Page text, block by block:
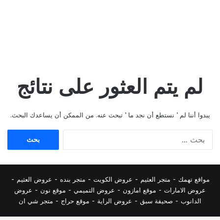
لم يتم العثور على نتائج
يبدوا أننا لم ’ نستطع أن نجد ما ’ تبحث عنه. من الممكن أن يساعدك البحث.
مواقع تهمك - متجر العثيم - عروض الكويت - متجر بنده - عروض العثيم -
عروض الامارات - موقع امازون - عروض التميمي - موقع نون - عروض
الدانوب - صحيفة سبق - عروض الراية - موقع حراج - متجر شي ان